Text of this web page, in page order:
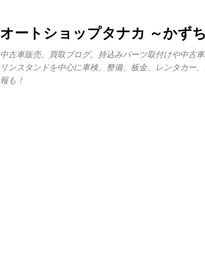
オートショップタナカ ～かず
中古車販売、買取ブログ。持込みパーツ取付けや中古
リンスタンドを中心に車検、整備、板金、レンタカー
報も！